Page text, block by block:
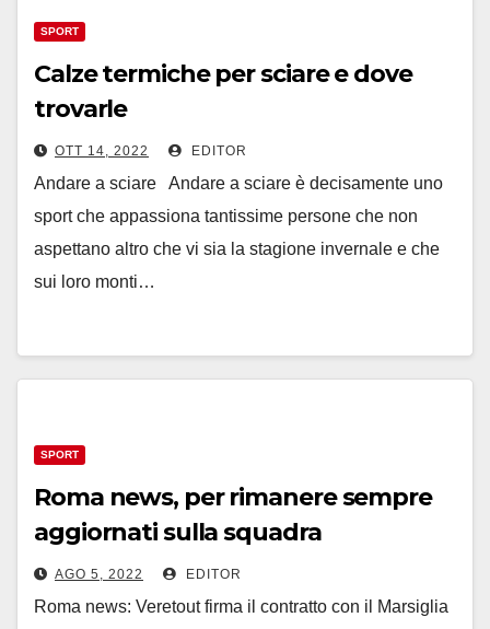
SPORT
Calze termiche per sciare e dove
trovarle
OTT 14, 2022 EDITOR
Andare a sciare Andare a sciare è decisamente uno
sport che appassiona tantissime persone che non
aspettano altro che vi sia la stagione invernale e che
sui loro monti…
SPORT
Roma news, per rimanere sempre
aggiornati sulla squadra
AGO 5, 2022 EDITOR
Roma news: Veretout firma il contratto con il Marsiglia